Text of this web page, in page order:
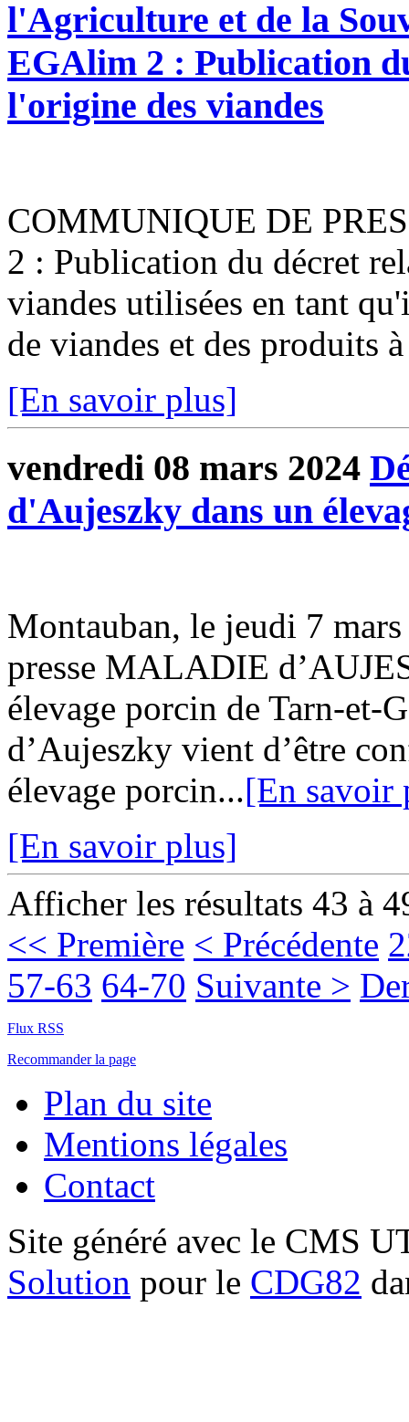
l'Agriculture et de la
EGAlim 2 : Publication
l'origine des viandes
COMMUNIQUE DE
2 : Publication du décret
viandes utilisées en tant
de viandes et des produits
[En savoir plus]
vendredi 08 mars 2024
d'Aujeszky dans un
Montauban, le jeudi 7
presse MALADIE
élevage porcin de Tarn-et-
d’Aujeszky vient d’être
élevage porcin...[En savoir
[En savoir plus]
Afficher les résultats 43 à
<< Première < Précédente
57-63 64-70 Suivante >
Flux RSS
Recommander la page
Plan du site
Mentions légales
Contact
Site généré avec le CMS
Solution pour le CDG82